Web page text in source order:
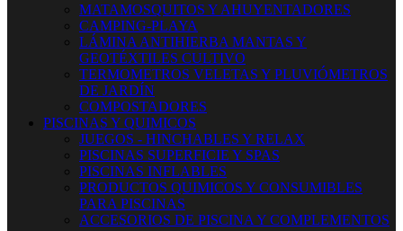
MATAMOSQUITOS Y AHUYENTADORES
CAMPING-PLAYA
LÁMINA ANTIHIERBA MANTAS Y
GEOTÉXTILES CULTIVO
TERMOMETROS VELETAS Y PLUVIÓMETROS
DE JARDÍN
COMPOSTADORES
PISCINAS Y QUIMICOS
JUEGOS - HINCHABLES Y RELAX
PISCINAS SUPERFICIE Y SPAS
PISCINAS INFLABLES
PRODUCTOS QUIMICOS Y CONSUMIBLES
PARA PISCINAS
ACCESORIOS DE PISCINA Y COMPLEMENTOS